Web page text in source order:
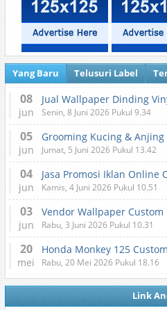
Yang Baru Telusuri Label
08
jun
Jual Wallpaper Dinding
Senin, 8 Juni 2026 Pukul 9.34
05
jun Jumat, 5 Juni 2026 Pukul 13.42
04
jun
Jasa Promosi Iklan Online
Kamis, 4 Juni 2026 Pukul 10.51
03
jun
Vendor Wallpaper
Rabu, 3 Juni 2026 Pukul 10.31
20
mei
Honda Monkey 125
Rabu, 20 Mei 2026 Pukul 18.16
Link